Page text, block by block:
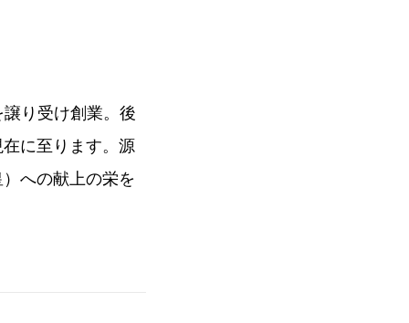
り受け創業。後
に至ります。源
への献上の栄を